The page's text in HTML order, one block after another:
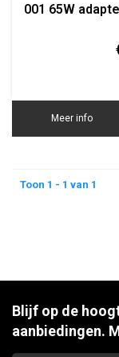
001 65W
DC
Meer info
Toon 1 - 1 van 1
Blijf op de
aanbiedingen.